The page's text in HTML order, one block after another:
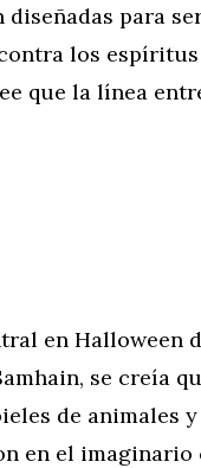
para
los
que la línea
en Halloween
se creía
de animales
en el